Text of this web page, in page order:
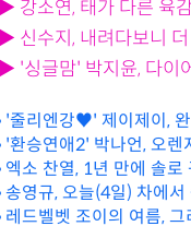
▶ 강소연, 태가 다른 육
▶ 신수지, 내려다보니
▶ '싱글맘' 박지윤, 다이
'줄리엔강♥' 제이제이,
'환승연애2' 박나언, 오
엑소 찬열, 1년 만에 솔
송영규, 오늘(4일) 차에
레드벨벳 조이의 여름,